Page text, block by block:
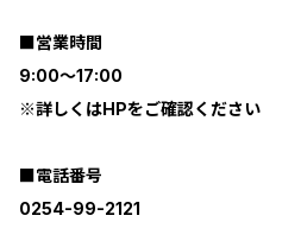
■営業時間
9:00～17:00
※詳しくはHPをご確認ください
■電話番号
0254-99-2121